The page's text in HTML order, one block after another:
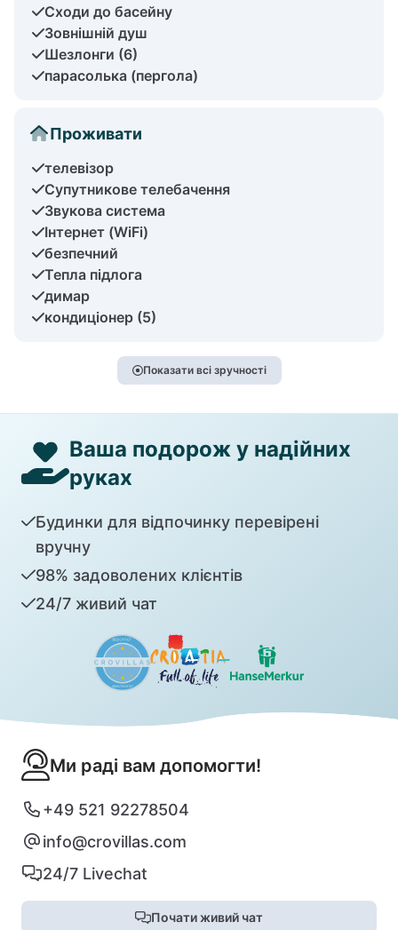
Сходи до басейну
Зовнішній душ
Шезлонги (6)
парасолька (пергола)
Проживати
телевізор
Супутникове телебачення
Звукова система
Інтернет (WiFi)
безпечний
Тепла підлога
димар
кондиціонер (5)
Показати всі зручності
Ваша подорож у надійних
руках
Будинки для відпочинку перевірені
вручну
98% задоволених клієнтів
24/7 живий чат
Ми раді вам допомогти!
+49 521 92278504
info@crovillas.com
24/7 Livechat
Почати живий чат